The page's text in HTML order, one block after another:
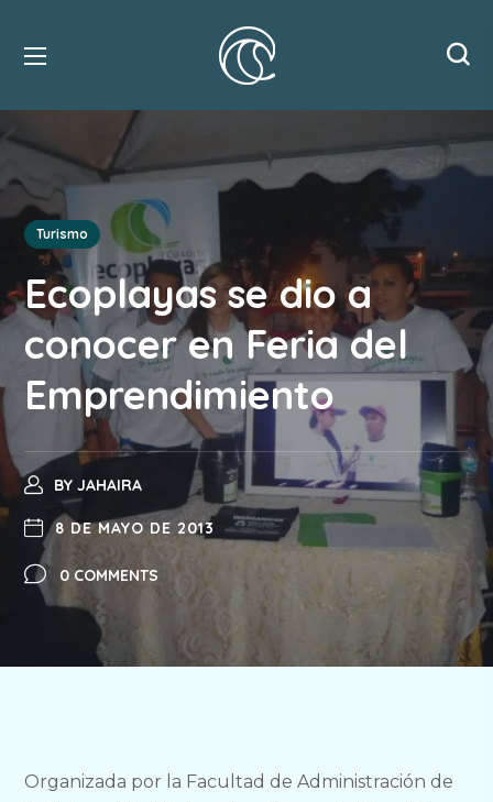
Turismo
Ecoplayas se dio a
conocer en Feria del
Emprendimiento
BY JAHAIRA
8 DE MAYO DE 2013
0 COMMENTS
Organizada por la Facultad de Administración de